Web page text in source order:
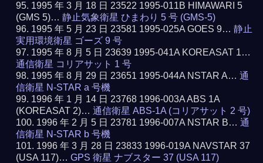
1995 年 3 月 18 日 23522 1995-011B HIMAWARI 5
(GMS 5)…静止気象衛星 ひまわり 5 号 (GMS-5)
1995 年 5 月 23 日 23581 1995-025A GOES 9…静止
実用環境衛星 ゴーズ 9 号
1995 年 8 月 5 日 23639 1995-041A KOREASAT 1…
通信衛星 コリアサット 1 号
1995 年 8 月 29 日 23651 1995-044A NSTAR A…通
信衛星 N-STAR a 号機
1996 年 1 月 14 日 23768 1996-003A ABS 1A
(KOREASAT 2)…通信衛星 ABS-1A (コリアサット 2 号)
1996 年 2 月 5 日 23781 1996-007A NSTAR B…通
信衛星 N-STAR b 号機
1996 年 3 月 28 日 23833 1996-019A NAVSTAR 37
(USA 117)…GPS 衛星 ナブスター 37 (USA 117)